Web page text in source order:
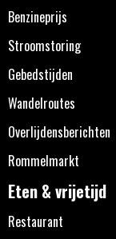
Benzineprijs
Stroomstoring
Gebedstijden
Wandelroutes
Overlijdensberichten
Rommelmarkt
Eten & vrijetijd
Restaurant